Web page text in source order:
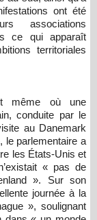
ont été
associations
ce qui apparaît
territoriales
même où une
conduite par le
au Danemark
le parlementaire a
les États-Unis et
« pas de
». Sur son
journée à la
», soulignant